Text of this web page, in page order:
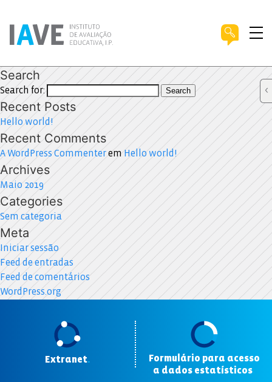
Search
Search for: Search
Recent Posts
Hello world!
Recent Comments
A WordPress Commenterem Hello world!
Archives
Maio 2019
Categories
Sem categoria
Meta
Iniciar sessão
Feed de entradas
Feed de comentários
WordPress.org
Extranet.
Formulário para acesso
a dados estatísticos